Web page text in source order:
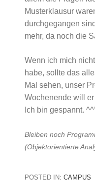
Musterklausur
durchgegangen
mehr, da noch die
Wenn ich mich
habe, sollte das
Mal sehen, unser
Wochenende will
Ich bin gespannt. ^^’
Bleiben noch
(Objektorientierte
POSTED IN: CAMPUS